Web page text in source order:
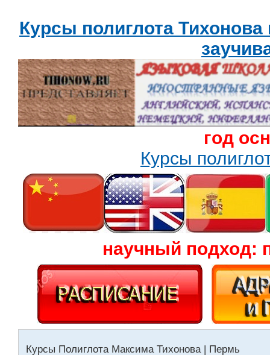
Курсы полиглота
год
Курсы
научный подход:
Курсы Полиглота Максима Тихонова | Пермь